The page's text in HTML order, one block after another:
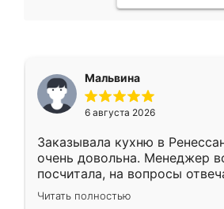
Мальвина
6 августа 2026
Заказывала кухню в
очень довольна. Менеджер
посчитала, на вопросы
Замерщик приехал в
делу со всей
Читать полностью